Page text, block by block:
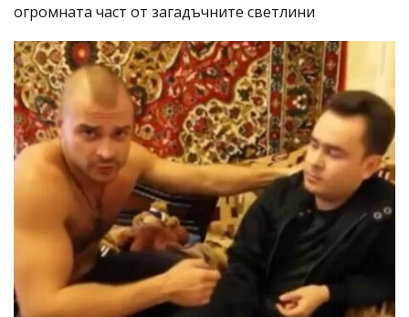
огромната част от загадъчните светлини